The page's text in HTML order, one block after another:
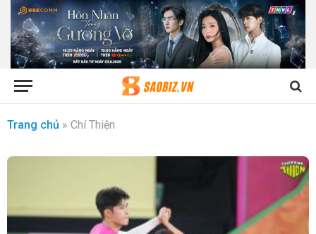
Trang chủ » Chí Thiện